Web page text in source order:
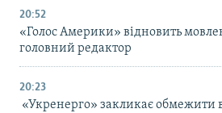
20:52
«Голос Америки» відновить
головний редактор
20:23
«Укренерго» закликає обмежити